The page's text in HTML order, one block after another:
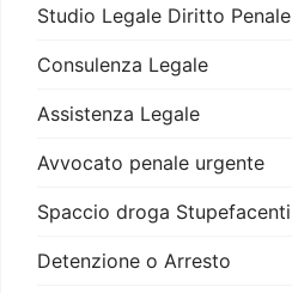
Studio Legale Diritto Penale
Consulenza Legale
Assistenza Legale
Avvocato penale urgente
Spaccio droga Stupefacenti
Detenzione o Arresto